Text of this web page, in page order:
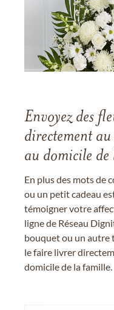
Envoyez des
directement
au domicile
En plus des mots de
ou un petit cadeau
témoigner votre
ligne de Réseau
bouquet ou un autre
le faire livrer
domicile de la famille.